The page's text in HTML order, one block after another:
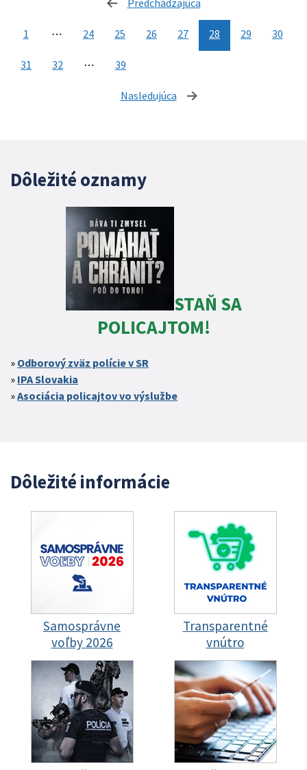
Predchádzajúca
1 ⋯ 24 25 26 27 28 29 30
31 32 ⋯ 39
Nasledujúca stránka
Dôležité oznamy
STAŇ SA
POLICAJTOM!
Odborový zväz polície v SR
IPA Slovakia
Asociácia policajtov vo výslužbe
Dôležité informácie
Samosprávne
voľby 2026
Transparentné
vnútro